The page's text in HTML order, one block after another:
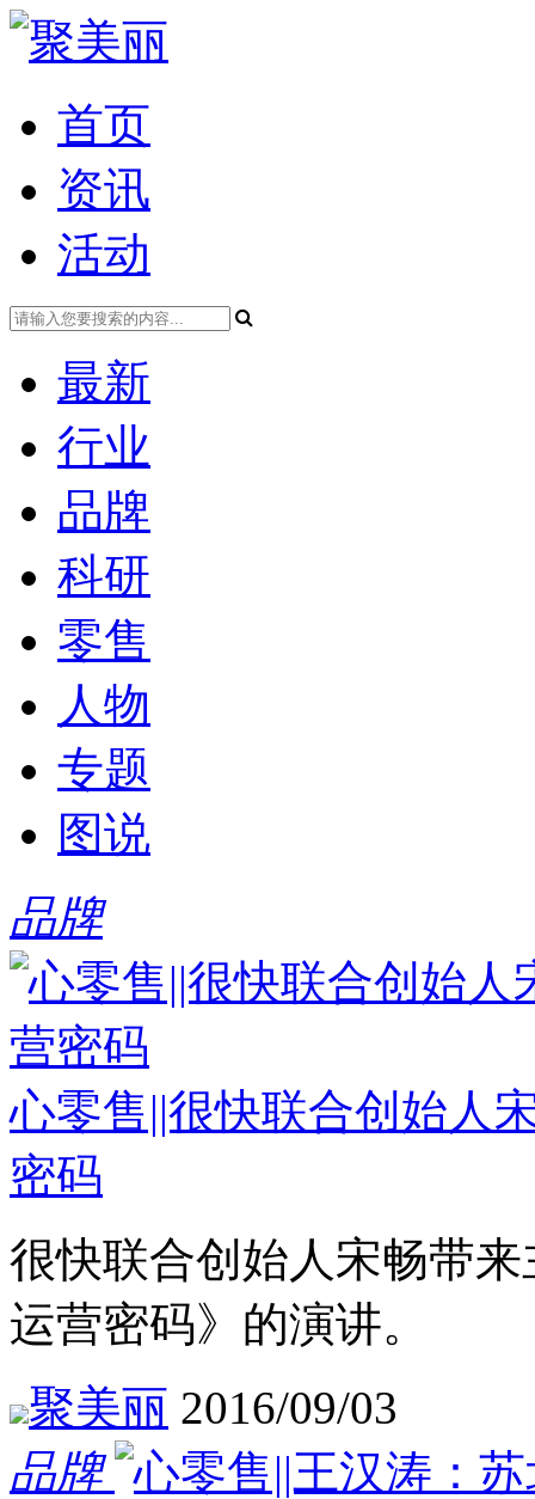
首页
资讯
活动
最新
行业
品牌
科研
零售
人物
专题
图说
品牌
心零售||很快联合创始人
密码
很快联合创始人宋畅带
运营密码》的演讲。
聚美丽 2016/09/03
品牌